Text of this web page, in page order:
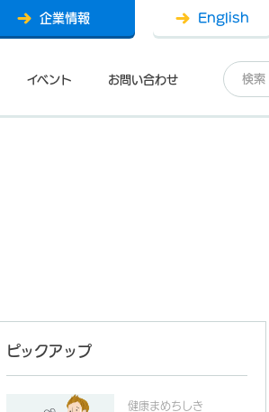
イベント お問い合わせ
企業情報 English
ピックアップ
健康まめちしき